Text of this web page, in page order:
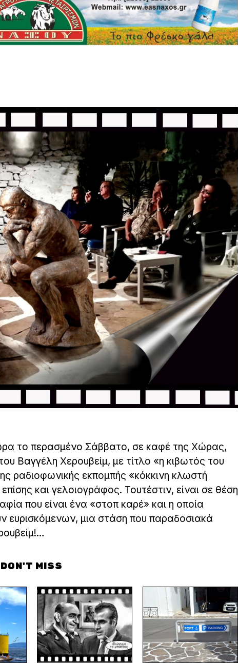
το περασμένο Σάββατο, σε καφέ της Χώρας,
Βαγγέλη Χερουβείμ, με τίτλο «η κιβωτός του
ραδιοφωνικής εκπομπής «κόκκινη κλωστή
και γελοιογράφος. Τουτέστιν, είναι σε θέση
που είναι ένα «στοπ καρέ» και η οποία
ευρισκόμενων, μια στάση που παραδοσιακά
DON'T MISS